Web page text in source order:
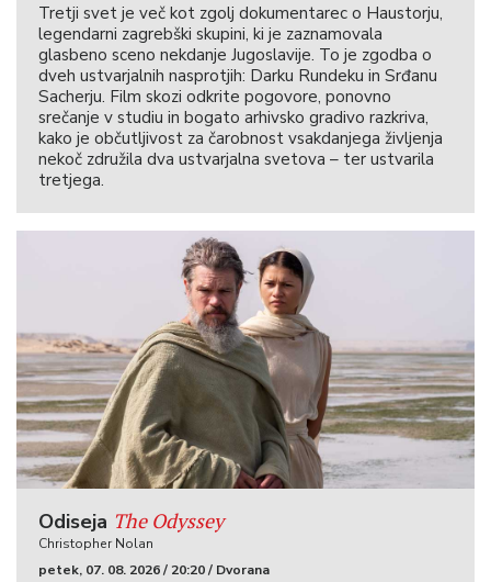
Tretji svet je več kot zgolj dokumentarec o Haustorju,
legendarni zagrebški skupini, ki je zaznamovala
glasbeno sceno nekdanje Jugoslavije. To je zgodba o
dveh ustvarjalnih nasprotjih: Darku Rundeku in Srđanu
Sacherju. Film skozi odkrite pogovore, ponovno
srečanje v studiu in bogato arhivsko gradivo razkriva,
kako je občutljivost za čarobnost vsakdanjega življenja
nekoč združila dva ustvarjalna svetova – ter ustvarila
tretjega.
Odiseja The Odyssey
Christopher Nolan
petek, 07. 08. 2026 / 20:20 / Dvorana